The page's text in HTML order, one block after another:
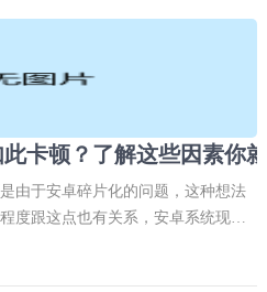
由于安卓碎片化的问题，这种想法
度跟这点也有关系，安卓系统现在
很多安卓手机针对系统升级是强制